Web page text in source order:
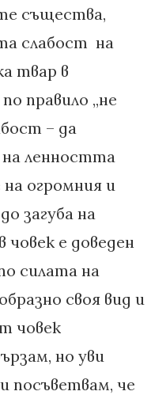
същества,
слабост на
твар в
правило „не
– да
ленността
огромния и
загуба на
е доведен
силата на
своя вид и
човек
но уви
посъветвам, че